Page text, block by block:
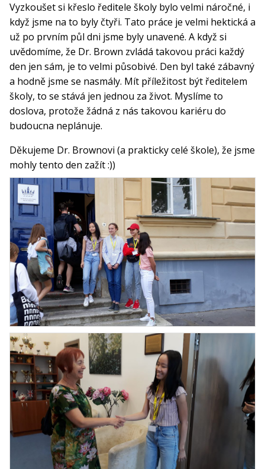
Vyzkoušet si křeslo ředitele školy bylo velmi náročné, i
když jsme na to byly čtyři. Tato práce je velmi hektická a
už po prvním půl dni jsme byly unavené. A když si
uvědomíme, že Dr. Brown zvládá takovou práci každý
den jen sám, je to velmi působivé. Den byl také zábavný
a hodně jsme se nasmály. Mít příležitost být ředitelem
školy, to se stává jen jednou za život. Myslíme to
doslova, protože žádná z nás takovou kariéru do
budoucna neplánuje.
Děkujeme Dr. Brownovi (a prakticky celé škole), že jsme
mohly tento den zažít :))